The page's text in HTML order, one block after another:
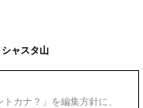
シャスタ山
カナ？」を編集方針に、